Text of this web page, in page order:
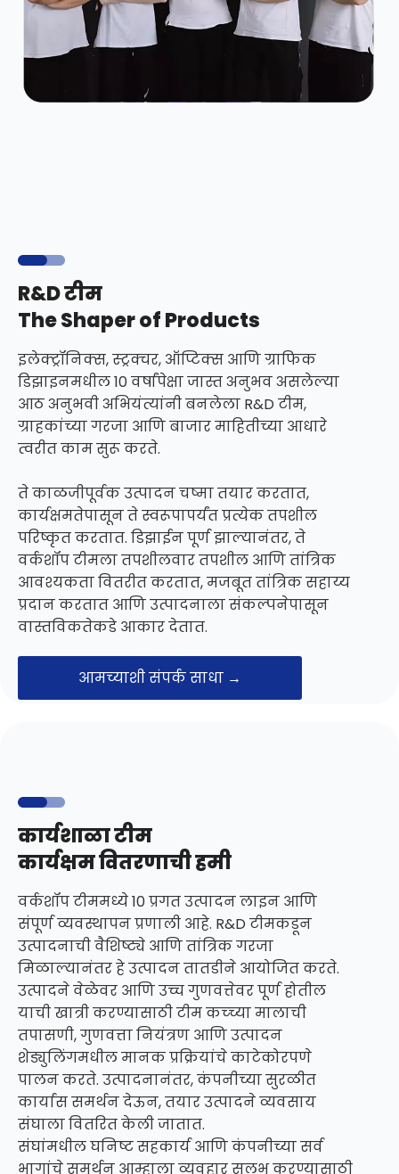
R&D टीम
The Shaper of Products
इलेक्ट्रॉनिक्स, स्ट्रक्चर, ऑप्टिक्स आणि ग्राफिक
डिझाइनमधील 10 वर्षांपेक्षा जास्त अनुभव असलेल्या
आठ अनुभवी अभियंत्यांनी बनलेला R&D टीम,
ग्राहकांच्या गरजा आणि बाजार माहितीच्या आधारे
त्वरीत काम सुरू करते.
ते काळजीपूर्वक उत्पादन चष्मा तयार करतात,
कार्यक्षमतेपासून ते स्वरूपापर्यंत प्रत्येक तपशील
परिष्कृत करतात. डिझाईन पूर्ण झाल्यानंतर, ते
वर्कशॉप टीमला तपशीलवार तपशील आणि तांत्रिक
आवश्यकता वितरीत करतात, मजबूत तांत्रिक सहाय्य
प्रदान करतात आणि उत्पादनाला संकल्पनेपासून
वास्तविकतेकडे आकार देतात.
आमच्याशी संपर्क साधा →
कार्यशाळा टीम
कार्यक्षम वितरणाची हमी
वर्कशॉप टीममध्ये 10 प्रगत उत्पादन लाइन आणि
संपूर्ण व्यवस्थापन प्रणाली आहे. R&D टीमकडून
उत्पादनाची वैशिष्ट्ये आणि तांत्रिक गरजा
मिळाल्यानंतर हे उत्पादन तातडीने आयोजित करते.
उत्पादने वेळेवर आणि उच्च गुणवत्तेवर पूर्ण होतील
याची खात्री करण्यासाठी टीम कच्च्या मालाची
तपासणी, गुणवत्ता नियंत्रण आणि उत्पादन
शेड्युलिंगमधील मानक प्रक्रियांचे काटेकोरपणे
पालन करते. उत्पादनानंतर, कंपनीच्या सुरळीत
कार्यास समर्थन देऊन, तयार उत्पादने व्यवसाय
संघाला वितरित केली जातात.
संघांमधील घनिष्ट सहकार्य आणि कंपनीच्या सर्व
भागांचे समर्थन आम्हाला व्यवहार सुलभ करण्यासाठी